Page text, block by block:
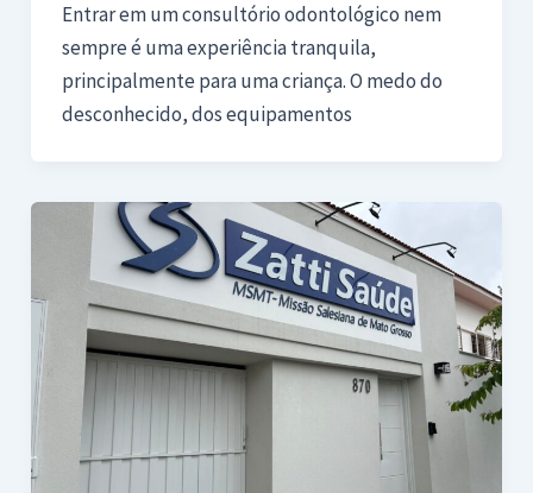
Entrar em um consultório odontológico nem
sempre é uma experiência tranquila,
principalmente para uma criança. O medo do
desconhecido, dos equipamentos